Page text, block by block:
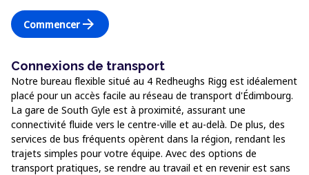
Commencerarrow_forward
Connexions de transport
Notre bureau flexible situé au 4 Redheughs Rigg est idéalement
placé pour un accès facile au réseau de transport d'Édimbourg.
La gare de South Gyle est à proximité, assurant une
connectivité fluide vers le centre-ville et au-delà. De plus, des
services de bus fréquents opèrent dans la région, rendant les
trajets simples pour votre équipe. Avec des options de
transport pratiques, se rendre au travail et en revenir est sans